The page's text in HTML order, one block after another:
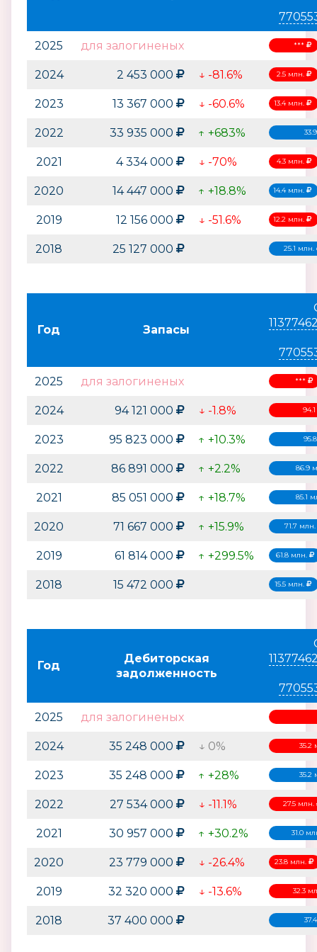
2025 для залогиненых ***
2024 2 453 000 ↓ -81.6% 2.5 млн.
2023 13 367 000 ↓ -60.6% 13.4 млн.
2022 33 935 000 ↑ +683%
2021 4 334 000 ↓ -70% 4.3 млн.
2020 14 447 000 ↑ +18.8% 14.4 млн.
2019 12 156 000 ↓ -51.6% 12.2 млн.
2018 25 127 000 25.1 млн.
Год Запасы
2025 для залогиненых ***
2024 94 121 000 ↓ -1.8%
2023 95 823 000 ↑ +10.3%
2022 86 891 000 ↑ +2.2% 86.9
2021 85 051 000 ↑ +18.7% 85.1
2020 71 667 000 ↑ +15.9% 71.7 млн.
2019 61 814 000 ↑ +299.5% 61.8 млн.
2018 15 472 000 15.5 млн.
Год
Дебиторская
задолженность
2025 для залогиненых
2024 35 248 000 ↓ 0% 35.2
2023 35 248 000 ↑ +28% 35.2
2022 27 534 000 ↓ -11.1% 27.5 млн.
2021 30 957 000 ↑ +30.2% 31.0
2020 23 779 000 ↓ -26.4% 23.8 млн.
2019 32 320 000 ↓ -13.6% 32.3
2018 37 400 000